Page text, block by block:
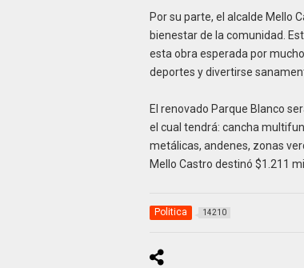
Por su parte, el alcalde Mello
bienestar de la comunidad.
esta obra esperada por
deportes y divertirse
El renovado Parque Blanco
el cual tendrá: cancha
metálicas, andenes, zonas
Mello Castro destinó $1.211
Politica 14210